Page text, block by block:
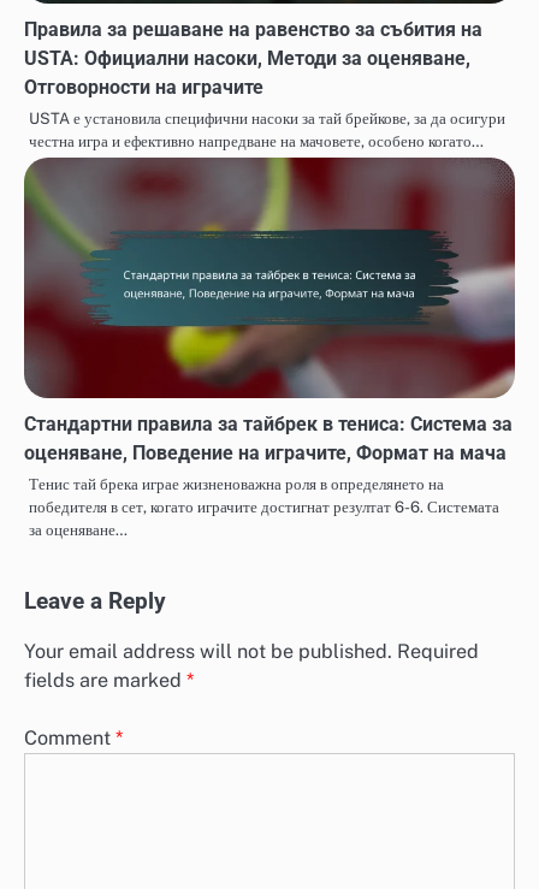
Правила за решаване на равенство за събития на
USTA: Официални насоки, Методи за оценяване,
Отговорности на играчите
USTA е установила специфични насоки за тай брейкове, за да осигури
честна игра и ефективно напредване на мачовете, особено когато…
Стандартни правила за тайбрек в тениса: Система за
оценяване, Поведение на играчите, Формат на мача
Тенис тай брека играе жизненоважна роля в определянето на
победителя в сет, когато играчите достигнат резултат 6-6. Системата
за оценяване…
Leave a Reply
Your email address will not be published. Required
fields are marked *
Comment *